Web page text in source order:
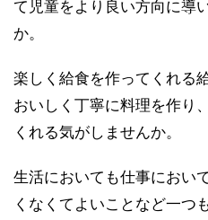
て児童をより良い方向に導
か。
楽しく給食を作ってくれる
おいしく丁寧に料理を作り
くれる気がしませんか。
生活においても仕事におい
くなくてよいことなど一つ